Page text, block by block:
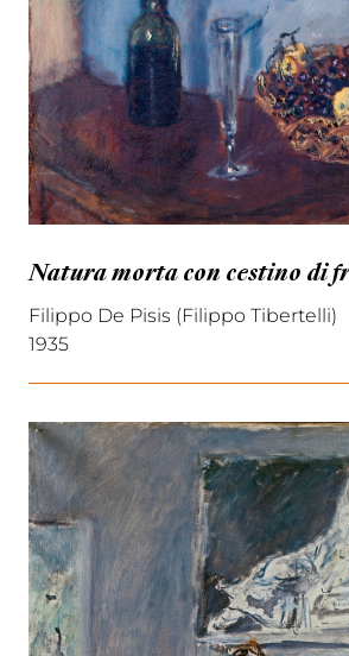
Natura morta con cestino di
Filippo De Pisis (Filippo Tibertelli)
1935